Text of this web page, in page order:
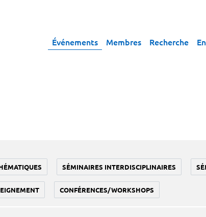
Événements Membres Recherche
SÉMINAIRES INTERDISCIPLINAIRES
CONFÉRENCES/WORKSHOPS